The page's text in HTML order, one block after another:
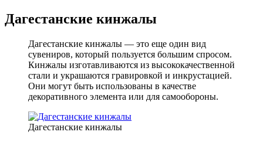
Дагестанские кинжалы
Дагестанские кинжалы — это еще один вид
сувениров, который пользуется большим спросом.
Кинжалы изготавливаются из высококачественной
стали и украшаются гравировкой и инкрустацией.
Они могут быть использованы в качестве
декоративного элемента или для самообороны.
Дагестанские кинжалы